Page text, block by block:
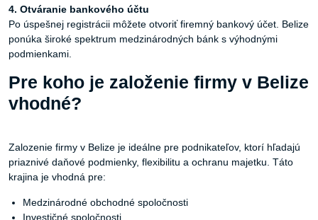
4. Otváranie bankového účtu
Po úspešnej registrácii môžete otvoriť firemný bankový účet. Belize
ponúka široké spektrum medzinárodných bánk s výhodnými
podmienkami.
Pre koho je založenie firmy v Belize
vhodné?
Zalozenie firmy v Belize je ideálne pre podnikateľov, ktorí hľadajú
priaznivé daňové podmienky, flexibilitu a ochranu majetku. Táto
krajina je vhodná pre:
Medzinárodné obchodné spoločnosti
Investičné spoločnosti